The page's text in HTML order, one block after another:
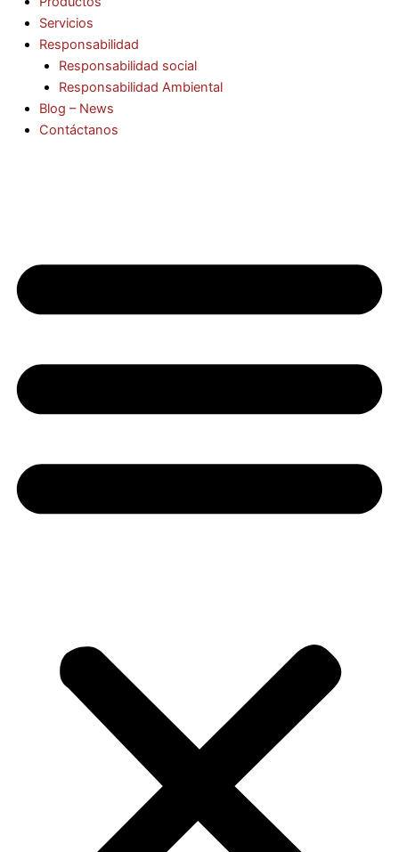
Servicios
Responsabilidad
Responsabilidad social
Responsabilidad Ambiental
Blog – News
Contáctanos